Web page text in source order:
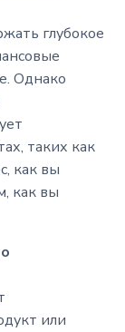
глубокое
Однако
таких как
как вы
как вы
или